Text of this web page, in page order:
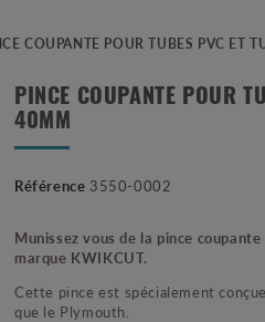
COUPANTE POUR TUBES PVC ET
PINCE COUPANTE POUR
40MM
Référence 3550-0002
Munissez vous de la pince
marque KWIKCUT.
Cette pince est spécialement
que le Plymouth.